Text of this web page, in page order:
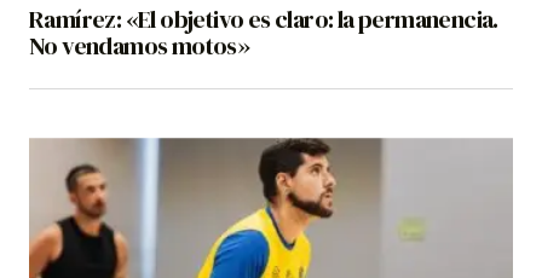
Ramírez: «El objetivo es claro: la permanencia.
No vendamos motos»